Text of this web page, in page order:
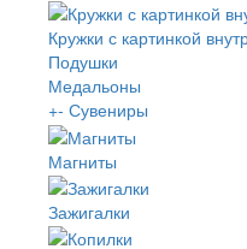
Кружки с картинкой
Подушки
Медальоны
+- Сувениры
Магниты
Зажигалки